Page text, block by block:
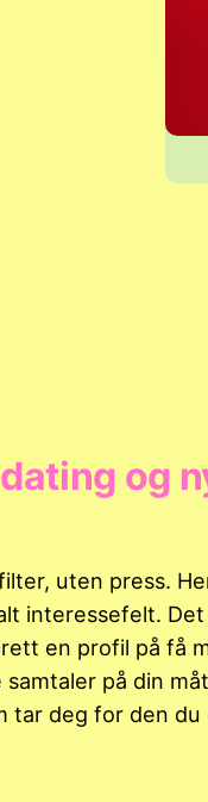
og
uten press.
interessefelt.
en profil på få
på din
tar deg for den du